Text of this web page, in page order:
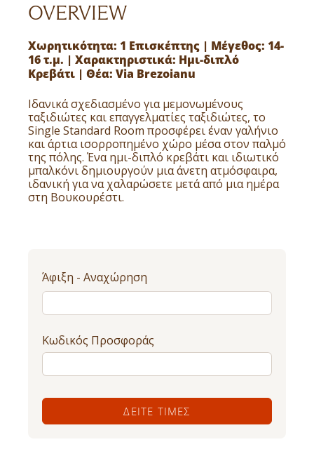
OVERVIEW
Χωρητικότητα: 1 Επισκέπτης | Μέγεθος: 14-
16 τ.μ. | Χαρακτηριστικά: Ημι-διπλό
Κρεβάτι | Θέα: Via Brezoianu
Ιδανικά σχεδιασμένο για μεμονωμένους
ταξιδιώτες και επαγγελματίες ταξιδιώτες, το
Single Standard Room προσφέρει έναν γαλήνιο
και άρτια ισορροπημένο χώρο μέσα στον παλμό
της πόλης. Ένα ημι-διπλό κρεβάτι και ιδιωτικό
μπαλκόνι δημιουργούν μια άνετη ατμόσφαιρα,
ιδανική για να χαλαρώσετε μετά από μια ημέρα
στη Βουκουρέστι.
Άφιξη - Αναχώρηση
Κωδικός Προσφοράς
ΔΕΊΤΕ ΤΙΜΈΣ